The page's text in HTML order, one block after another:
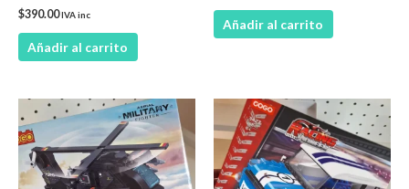
$390.00IVA inc
Añadir al carrito
Añadir al carrito